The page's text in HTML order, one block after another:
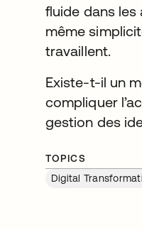
fluide dans
même
travaillent.
Existe-t-il un
compliquer
gestion des
TOPICS
Digital